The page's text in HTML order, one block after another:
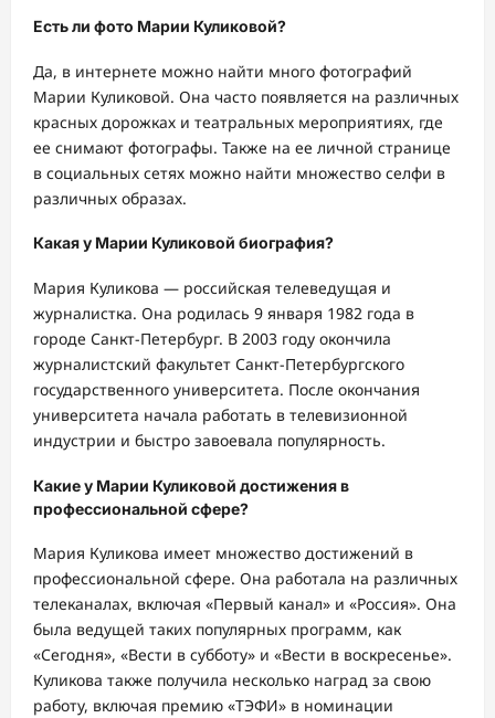
Есть ли фото Марии Куликовой?
Да, в интернете можно найти много фотографий
Марии Куликовой. Она часто появляется на различных
красных дорожках и театральных мероприятиях, где
ее снимают фотографы. Также на ее личной странице
в социальных сетях можно найти множество селфи в
различных образах.
Какая у Марии Куликовой биография?
Мария Куликова — российская телеведущая и
журналистка. Она родилась 9 января 1982 года в
городе Санкт-Петербург. В 2003 году окончила
журналистский факультет Санкт-Петербургского
государственного университета. После окончания
университета начала работать в телевизионной
индустрии и быстро завоевала популярность.
Какие у Марии Куликовой достижения в
профессиональной сфере?
Мария Куликова имеет множество достижений в
профессиональной сфере. Она работала на различных
телеканалах, включая «Первый канал» и «Россия». Она
была ведущей таких популярных программ, как
«Сегодня», «Вести в субботу» и «Вести в воскресенье».
Куликова также получила несколько наград за свою
работу, включая премию «ТЭФИ» в номинации